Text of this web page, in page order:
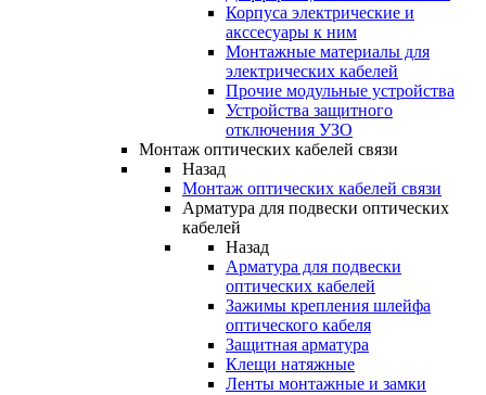
Корпуса электрические и
акссесуары к ним
Монтажные материалы для
электрических кабелей
Прочие модульные устройства
Устройства защитного
отключения УЗО
Монтаж оптических кабелей связи
Назад
Монтаж оптических кабелей связи
Арматура для подвески оптических
кабелей
Назад
Арматура для подвески
оптических кабелей
Зажимы крепления шлейфа
оптического кабеля
Защитная арматура
Клещи натяжные
Ленты монтажные и замки